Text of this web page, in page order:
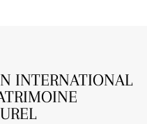
INTERNATIONAL